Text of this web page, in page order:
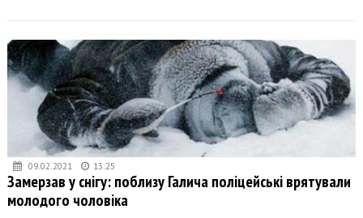
09.02.2021 13:25
Замерзав у снігу: поблизу Галича поліцейські врятували
молодого чоловіка